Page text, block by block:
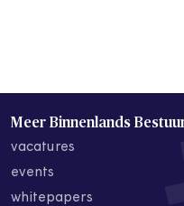
Meer Binnenlands
vacatures
events
whitepapers